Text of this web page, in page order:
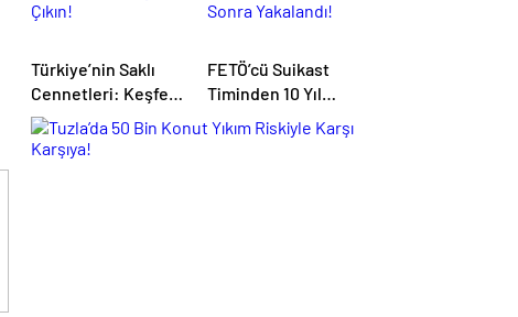
Türkiye’nin Saklı
Cennetleri: Keşfe
Çıkın!
FETÖ’cü Suikast
Timinden 10 Yıl
Sonra Yakalandı!